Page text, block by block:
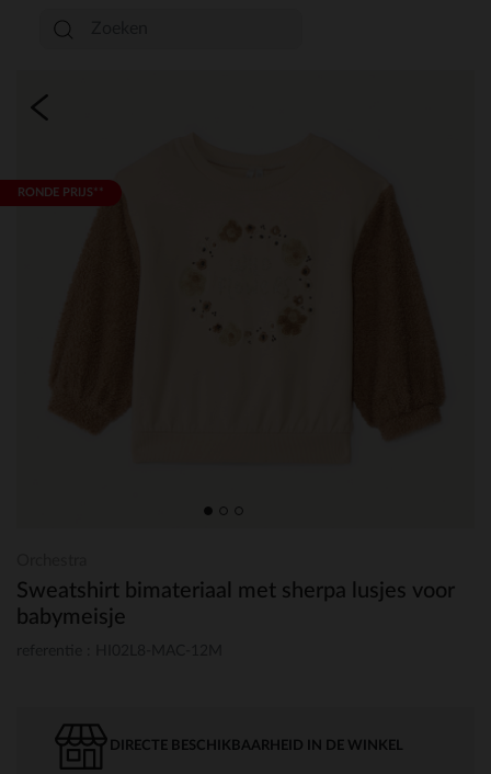
RONDE PRIJS**
Sweatshirt bimateriaal met sherpa lusjes voor
babymeisje
DIRECTE BESCHIKBAARHEID IN DE WINKEL